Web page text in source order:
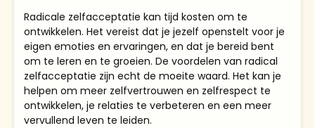
Radicale zelfacceptatie kan tijd kosten om te
ontwikkelen. Het vereist dat je jezelf openstelt voor je
eigen emoties en ervaringen, en dat je bereid bent
om te leren en te groeien. De voordelen van radical
zelfacceptatie zijn echt de moeite waard. Het kan je
helpen om meer zelfvertrouwen en zelfrespect te
ontwikkelen, je relaties te verbeteren en een meer
vervullend leven te leiden.